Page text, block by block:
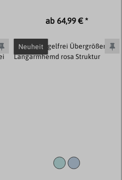
ab 64,99 € *
Neuheit